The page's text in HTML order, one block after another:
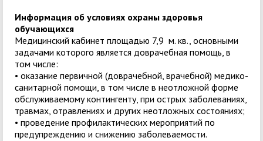
Информация об условиях охраны здоровья
обучающихся
Медицинский кабинет площадью 7,9 м. кв., основными
задачами которого является доврачебная помощь, в
том числе:
• оказание первичной (доврачебной, врачебной) медико-
санитарной помощи, в том числе в неотложной форме
обслуживаемому контингенту, при острых заболеваниях,
травмах, отравлениях и других неотложных состояниях;
• проведение профилактических мероприятий по
предупреждению и снижению заболеваемости.